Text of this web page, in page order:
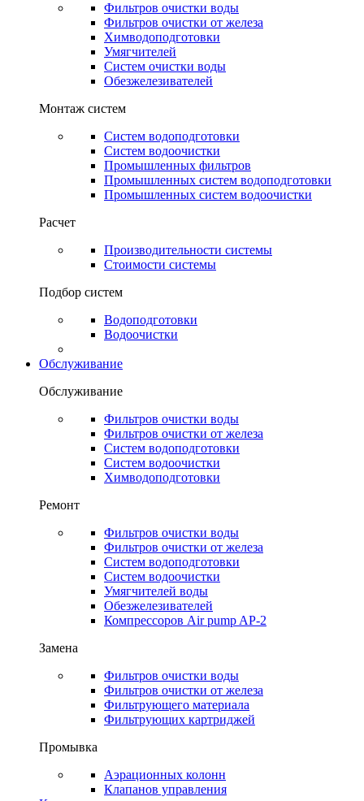
Фильтров очистки воды
Фильтров очистки от железа
Химводоподготовки
Умягчителей
Систем очистки воды
Обезжелезивателей
Монтаж систем
Систем водоподготовки
Систем водоочистки
Промышленных фильтров
Промышленных систем водоподготовки
Промышленных систем водоочистки
Расчет
Производительности системы
Стоимости системы
Подбор систем
Водоподготовки
Водоочистки
Обслуживание
Обслуживание
Фильтров очистки воды
Фильтров очистки от железа
Систем водоподготовки
Систем водоочистки
Химводоподготовки
Ремонт
Фильтров очистки воды
Фильтров очистки от железа
Систем водоподготовки
Систем водоочистки
Умягчителей воды
Обезжелезивателей
Компрессоров Air pump AP-2
Замена
Фильтров очистки воды
Фильтров очистки от железа
Фильтрующего материала
Фильтрующих картриджей
Промывка
Аэрационных колонн
Клапанов управления